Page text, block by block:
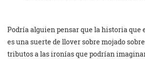
Podría alguien pensar que la historia que
es una suerte de llover sobre mojado
tributos a las ironías que podrían